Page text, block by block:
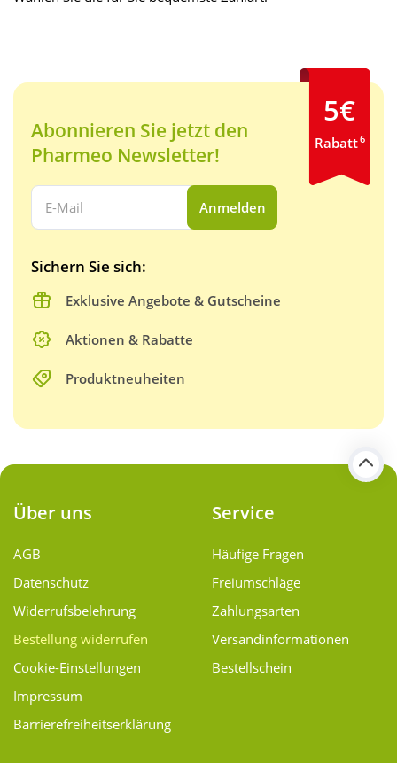
Abonnieren Sie jetzt den
Pharmeo Newsletter!
Ihre E-Mail Adresse:
Anmelden
Sichern Sie sich:
Exklusive Angebote & Gutscheine
Aktionen & Rabatte
Produktneuheiten
5€
Rabatt6
Über uns
AGB
Datenschutz
Widerrufsbelehrung
Bestellung widerrufen
Cookie-Einstellungen
Impressum
Barrierefreiheitserklärung
Service
Häufige Fragen
Freiumschläge
Zahlungsarten
Versand­informationen
Bestellschein